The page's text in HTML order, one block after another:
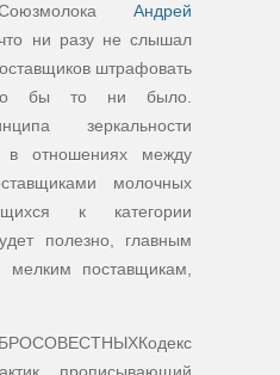
Андрей
что ни разу не слышал
штрафовать
бы то ни было.
зеркальности
в отношениях между
молочных
к категории
полезно, главным
поставщикам,